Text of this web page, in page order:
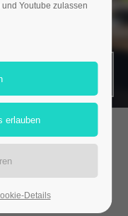
Youtube zulassen
Details